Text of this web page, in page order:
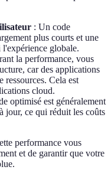
: Un code
plus courts et une
globale.
la performance, vous
car des applications
ressources. Cela est
cloud.
optimisé est généralement
jour, ce qui réduit les coûts
performance vous
et de garantir que votre